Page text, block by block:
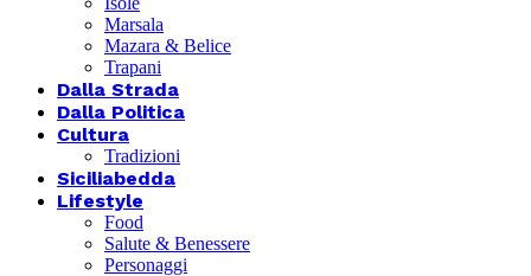
Marsala
Mazara & Belice
Trapani
Dalla Strada
Dalla Politica
Cultura
Tradizioni
Siciliabedda
Lifestyle
Food
Salute & Benessere
Personaggi